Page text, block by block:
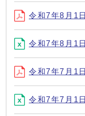
令和7年8月1日
令和7年8月1日
令和7年7月1日
令和7年7月1日